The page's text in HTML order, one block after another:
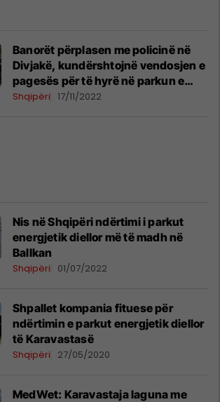
Banorët përplasen me policinë në
Divjakë, kundërshtojnë vendosjen e
pagesës për të hyrë në parkun e
Karavastasë
Shqipëri 17/11/2022
Nis në Shqipëri ndërtimi i parkut
energjetik diellor më të madh në
Ballkan
Shqipëri 01/07/2022
Shpallet kompania fituese për
ndërtimin e parkut energjetik diellor
të Karavastasë
Shqipëri 27/05/2020
MedWet: Karavastaja laguna me